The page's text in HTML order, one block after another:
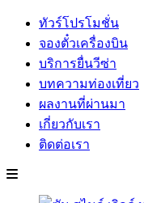
ทัวร์โปรโมชั่น
จองตั๋วเครื่องบิน
บริการยื่นวีซ่า
บทความท่องเที่ยว
ผลงานที่ผ่านมา
เกี่ยวกับเรา
ติดต่อเรา